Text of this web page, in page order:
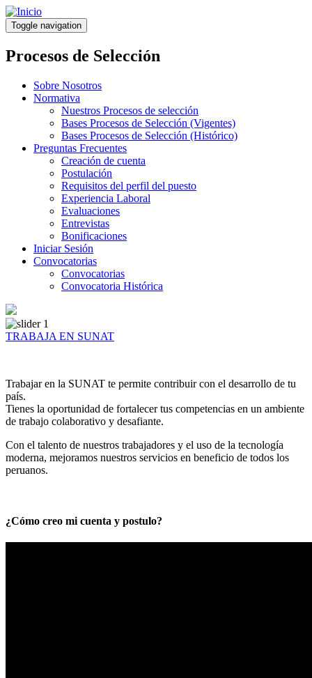
Pasar
al
contenido
principal
Toggle navigation
Procesos de Selección
Sobre Nosotros
Normativa
Nuestros Procesos de selección
Bases Procesos de Selección (Vigentes)
Bases Procesos de Selección (Histórico)
Preguntas Frecuentes
Creación de cuenta
Postulación
Requisitos del perfil del puesto
Experiencia Laboral
Evaluaciones
Entrevistas
Bonificaciones
Iniciar Sesión
Convocatorias
Convocatorias
Convocatoria Histórica
TRABAJA EN SUNAT
Trabajar en la SUNAT te permite contribuir con el desarrollo de tu
país.
Tienes la oportunidad de fortalecer tus competencias en un ambiente
de trabajo colaborativo y desafiante.
Con el talento de nuestros trabajadores y el uso de la tecnología
moderna, mejoramos nuestros servicios en beneficio de todos los
peruanos.
¿Cómo creo mi cuenta y postulo?